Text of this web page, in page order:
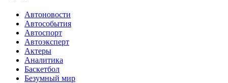
Автоновости
Автособытия
Автоспорт
Автоэксперт
Актеры
Аналитика
Баскетбол
Безумный мир